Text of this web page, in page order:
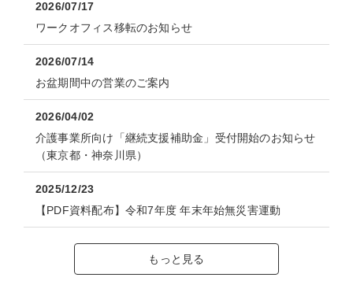
2026/07/17
ワークオフィス移転のお知らせ
2026/07/14
お盆期間中の営業のご案内
2026/04/02
介護事業所向け「継続支援補助金」受付開始のお知らせ
（東京都・神奈川県）
2025/12/23
【PDF資料配布】令和7年度 年末年始無災害運動
もっと見る